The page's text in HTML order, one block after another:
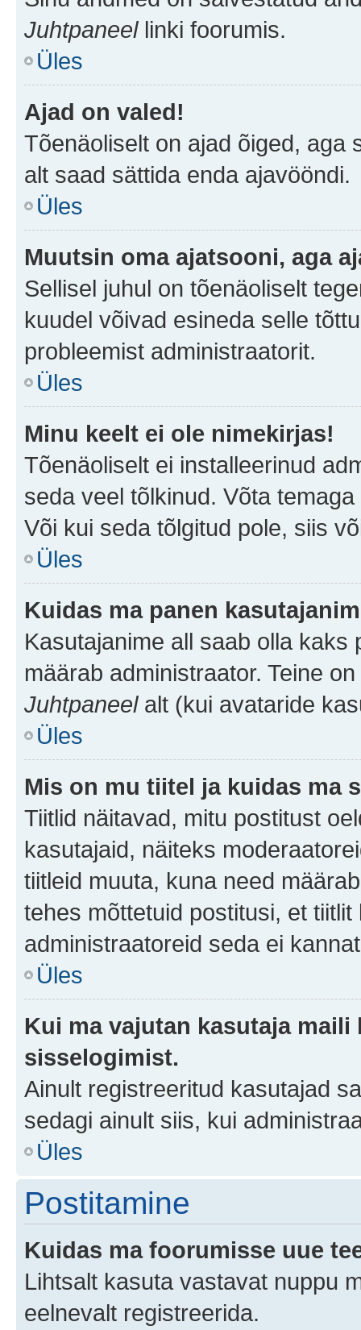
Juhtpaneellinki foorumis.
Üles
Ajad on valed!
Tõenäoliselt on ajad õiged, aga
alt saad sättida enda ajavööndi.
Üles
Muutsin oma ajatsooni, aga
Sellisel juhul on tõenäoliselt
kuudel võivad esineda selle
probleemist administraatorit.
Üles
Minu keelt ei ole nimekirjas!
Tõenäoliselt ei installeerinud
seda veel tõlkinud. Võta
Või kui seda tõlgitud pole, siis
Üles
Kuidas ma panen
Kasutajanime all saab olla kaks
määrab administraator. Teine
Juhtpaneelalt (kui avataride
Üles
Mis on mu tiitel ja kuidas ma
Tiitlid näitavad, mitu postitust
kasutajaid, näiteks
tiitleid muuta, kuna need
tehes mõttetuid postitusi, et
administraatoreid seda ei
Üles
Kui ma vajutan kasutaja
sisselogimist.
Ainult registreeritud kasutajad
sedagi ainult siis, kui
Üles
Postitamine
Kuidas ma foorumisse uue
Lihtsalt kasuta vastavat nuppu
eelnevalt registreerida.